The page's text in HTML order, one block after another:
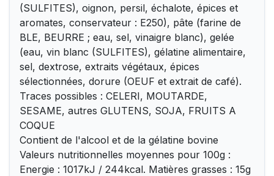
(SULFITES), oignon, persil, échalote, épices et
aromates, conservateur : E250), pâte (farine de
BLE, BEURRE ; eau, sel, vinaigre blanc), gelée
(eau, vin blanc (SULFITES), gélatine alimentaire,
sel, dextrose, extraits végétaux, épices
sélectionnées, dorure (OEUF et extrait de café).
Traces possibles : CELERI, MOUTARDE,
SESAME, autres GLUTENS, SOJA, FRUITS A
COQUE
Contient de l'alcool et de la gélatine bovine
Valeurs nutritionnelles moyennes pour 100g :
Energie : 1017kJ / 244kcal. Matières grasses : 15g